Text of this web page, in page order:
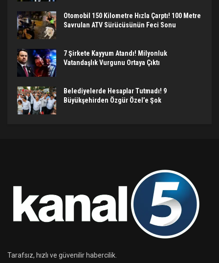
Otomobil 150 Kilometre Hızla Çarptı! 100 Metre
Savrulan ATV Sürücüsünün Feci Sonu
7 Şirkete Kayyum Atandı! Milyonluk
Vatandaşlık Vurgunu Ortaya Çıktı
Belediyelerde Hesaplar Tutmadı! 9
Büyükşehirden Özgür Özel’e Şok
Tarafsız, hızlı ve güvenilir habercilik.